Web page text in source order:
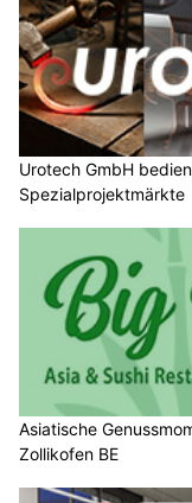
Urotech GmbH
Spezialprojektmärkte
Asiatische
Zollikofen BE